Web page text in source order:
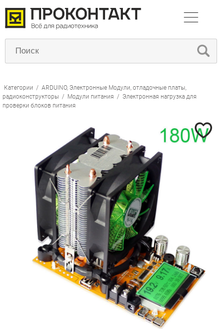
Категории / ARDUINO, Электронные Модули, отладочные платы,
радиоконструкторы / Модули питания / Электронная нагрузка для
проверки блоков питания